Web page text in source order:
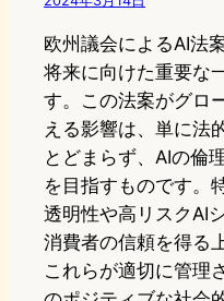
欧州議会によるAI法
将来に向けた重要な
す。この法案がグロ
える影響は、単に法
とどまらず、AIの倫
を目指すものです。
透明性や高リスクAI
消費者の信頼を得る
これらが適切に管理